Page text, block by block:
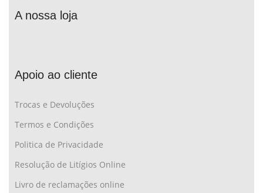
A nossa loja
Apoio ao cliente
Trocas e Devoluções
Termos e Condições
Politica de Privacidade
Resolução de Litígios Online
Livro de reclamações online